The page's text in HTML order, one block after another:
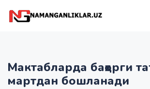
Мактабларда баҳорги
мартдан бошланади